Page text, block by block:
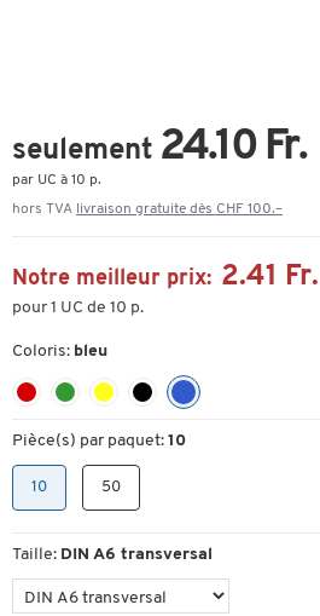
seulement 24.10 Fr.
par UC à 10 p.
hors TVA livraison gratuite dès CHF 100.–
Notre meilleur prix: 2.41 Fr.
pour 1 UC de 10 p.
Coloris: bleu
Pièce(s) par paquet: 10
10 50
Taille: DIN A6 transversal